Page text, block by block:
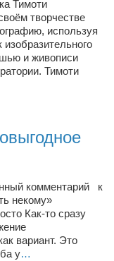
Тимоти
творчестве
используя
и живописи
Тимоти
комментарий к
некому»
Как-то сразу
вариант. Это
у…